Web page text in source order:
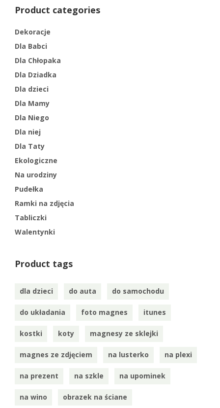
Product categories
Dekoracje
Dla Babci
Dla Chłopaka
Dla Dziadka
Dla dzieci
Dla Mamy
Dla Niego
Dla niej
Dla Taty
Ekologiczne
Na urodziny
Pudełka
Ramki na zdjęcia
Tabliczki
Walentynki
Product tags
dla dzieci do auta do samochodu
do układania foto magnes itunes
kostki koty magnesy ze sklejki
magnes ze zdjęciem na lusterko na plexi
na prezent na szkle na upominek
na wino obrazek na ściane